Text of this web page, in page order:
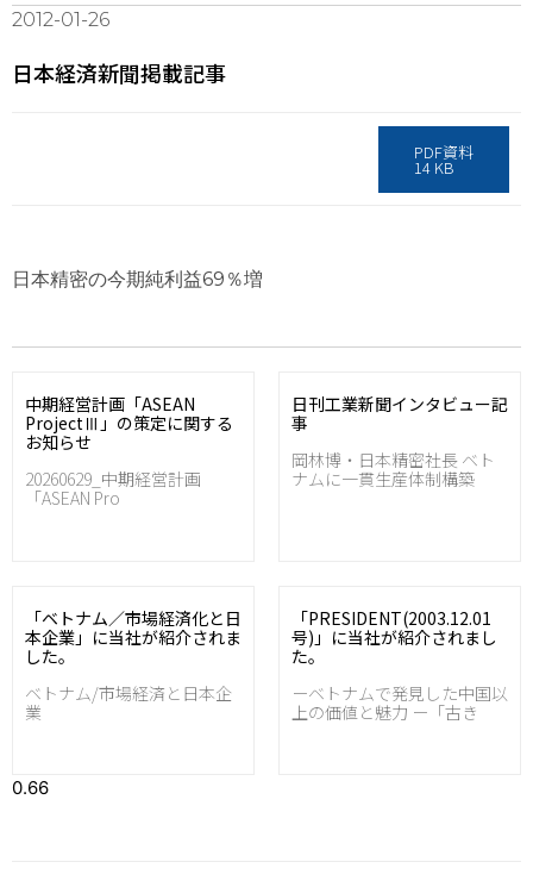
2012-01-26
日本経済新聞掲載記事
PDF資料
14 KB
日本精密の今期純利益69％増
中期経営計画「ASEAN
ProjectⅢ」の策定に関する
お知らせ
20260629_中期経営計画
「ASEAN Pro
日刊工業新聞インタビュー記
事
岡林博・日本精密社長 ベト
ナムに一貫生産体制構築
「ベトナム／市場経済化と日
本企業」に当社が紹介されま
した。
ベトナム/市場経済と日本企
業
「PRESIDENT(2003.12.01
号)」に当社が紹介されまし
た。
ーベトナムで発見した中国以
上の価値と魅力 ー「古き